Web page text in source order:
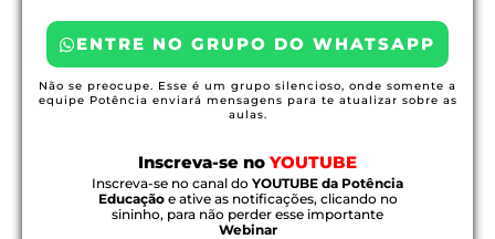
ENTRE NO GRUPO DO WHATSAPP
Não se preocupe. Esse é um grupo silencioso, onde somente a
equipe Potência enviará mensagens para te atualizar sobre as
aulas.
Inscreva-se no YOUTUBE
Inscreva-se no canal do YOUTUBE da Potência
Educaçãoe ative as notificações, clicando no
sininho, para não perder esse importante
Webinar